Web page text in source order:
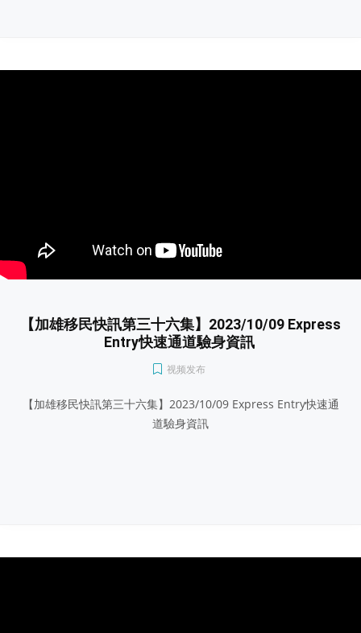
【加雄移民快訊第三十六集】2023/10/09 Express
Entry快速通道驗身資訊
视频发布
【加雄移民快訊第三十六集】2023/10/09 Express Entry快速通
道驗身資訊